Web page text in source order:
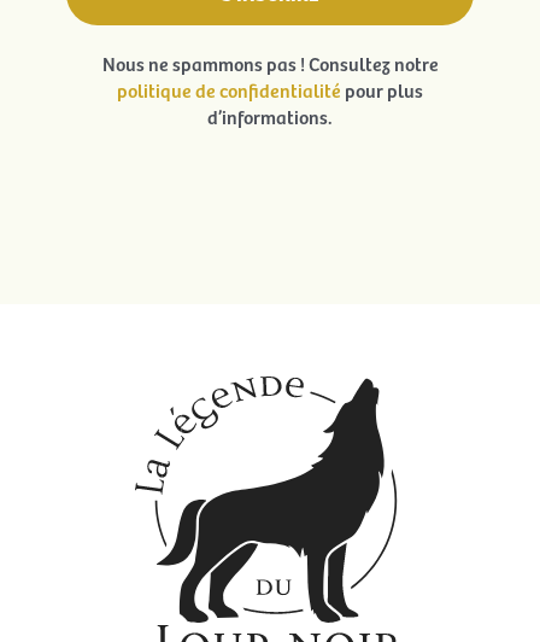
Nous ne spammons pas ! Consultez notre
politique de confidentialité pour plus
d’informations.